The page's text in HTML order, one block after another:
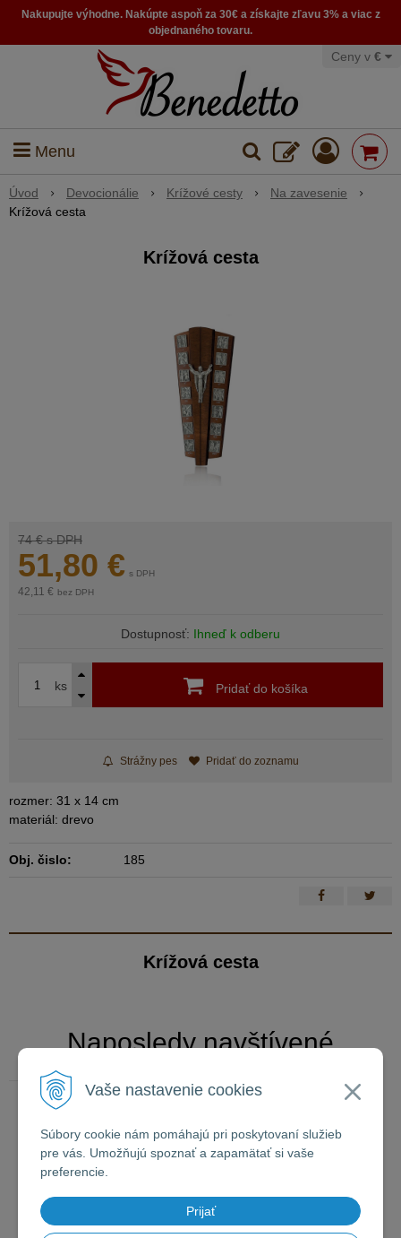
Nakupujte výhodne. Nakúpte aspoň za 30€ a získajte zľavu 3% a viac z
objednaného tovaru.
Vaše nastavenie cookies
Súbory cookie nám pomáhajú pri poskytovaní služieb
pre vás. Umožňujú spoznať a zapamätať si vaše
preferencie.
Prijať
Menu
Ceny v €
Úvod Devocionálie Krížové cesty
Na zavesenie
Krížová cesta
Krížová cesta
74 €s DPH
51,80 € s DPH
42,11 € bez DPH
Dostupnosť: Ihneď k odberu
ks Pridať do košíka
Strážny pes Pridať do zoznamu
rozmer: 31 x 14 cm
materiál: drevo
Obj. čislo: 185
Krížová cesta
Naposledy navštívené
Krížová cesta